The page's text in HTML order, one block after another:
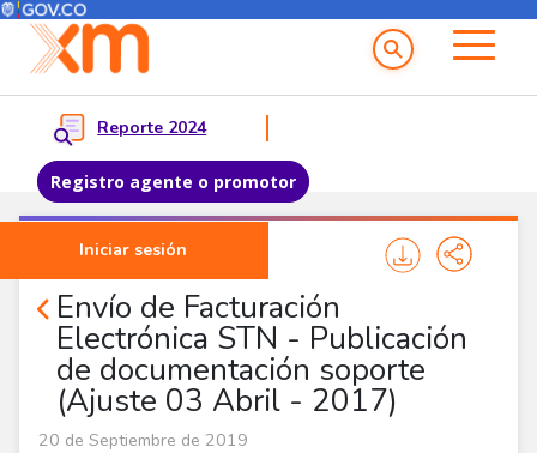
Pasar al contenido principal
Menú del Usuario
Reporte 2024
Registro agente o promotor
Iniciar sesión
Menu principal
Envío de Facturación
Electrónica STN - Publicación
de documentación soporte
(Ajuste 03 Abril - 2017)
Noticias Agentes
20 de Septiembre de 2019